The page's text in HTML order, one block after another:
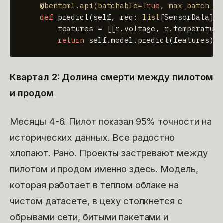
    @bentoml.api(
batchable=True ,
def predict(self, req: list [SensorData]
features = [[r.voltage,
return self
Квартал 2: Долина смерти между пилотом
и продом
Месяцы 4-6. Пилот показал 95% точности на
исторических данных. Все радостно
хлопают. Рано. Проекты застревают между
пилотом и продом именно здесь. Модель,
которая работает в теплом облаке на
чистом датасете, в цеху столкнется с
обрывами сети, битыми пакетами и